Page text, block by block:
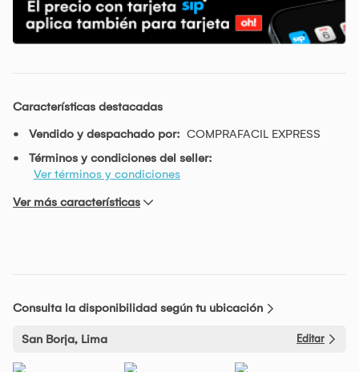
Características destacadas
Vendido y despachado por: COMPRAFACIL EXPRESS
Términos y condiciones del seller:
Ver términos y condiciones
Ver más características
Consulta la disponibilidad según tu ubicación
San Borja, Lima Editar